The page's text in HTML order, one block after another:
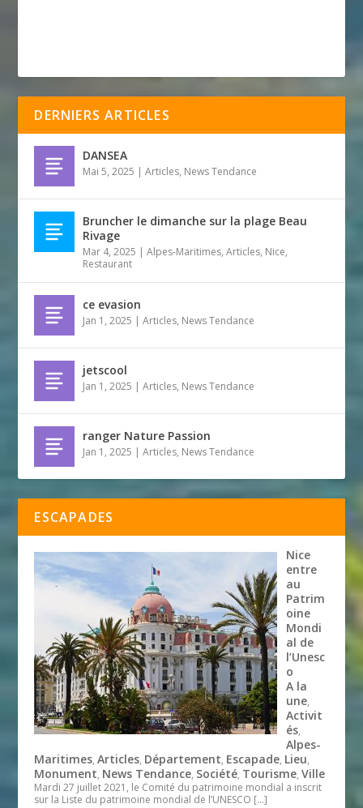
DERNIERS ARTICLES
DANSEA
Mai 5, 2025 |Articles, News Tendance
Bruncher le dimanche sur la plage Beau
Rivage
Mar 4, 2025 |Alpes-Maritimes,Articles, Nice,
Restaurant
ce evasion
Jan 1, 2025 |Articles, News Tendance
jetscool
Jan 1, 2025 |Articles, News Tendance
ranger Nature Passion
Jan 1, 2025 |Articles, News Tendance
ESCAPADES
Nice
entre
au
Patrim
oine
Mondi
al de
l’Unesc
o
A la
une,
Activit
és,
Alpes-
Maritimes,Articles, Département, Escapade, Lieu,
Monument, News Tendance, Société, Tourisme,Ville
Mardi 27 juillet 2021, le Comité du patrimoine mondial a inscrit
sur la Liste du patrimoine mondial de l’UNESCO […]